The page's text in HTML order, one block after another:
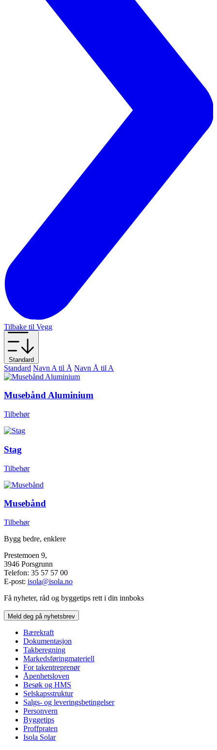
Tilbake til Vegg
Standard
Standard Navn A til Å Navn Å til A
Musebånd Aluminium
Tilbehør
Stag
Tilbehør
Musebånd
Tilbehør
Bygg bedre, enklere
Prestemoen 9,
3946 Porsgrunn
Telefon: 35 57 57 00
E-post: isola@isola.no
Få nyheter, råd og byggetips rett i din innboks
Meld deg på nyhetsbrev
Bærekraft
Dokumentasjon
Takberegning
Markedsføringmateriell
For takentreprenør
Åpenhetsloven
Besøk og HMS
Selskapsstruktur
Salgs- og leveringsbetingelser
Personvern
Byggetips
Proffpraten
Isola Solar